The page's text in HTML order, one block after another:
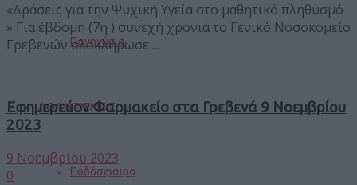
Πανηγύρια
ΑΘΛΗΤΙΣΜΟΣ
Ποδόσφαιρο
«Δράσεις για την Ψυχική Υγεία στο μαθητικό πληθυσμό
» Για έβδομη (7η ) συνεχή χρονιά το Γενικό Νοσοκομείο
Γρεβενών ολοκλήρωσε ...
Εφημερεύον Φαρμακείο στα Γρεβενά 9 Νοεμβρίου
2023
9 Νοεμβρίου 2023
0